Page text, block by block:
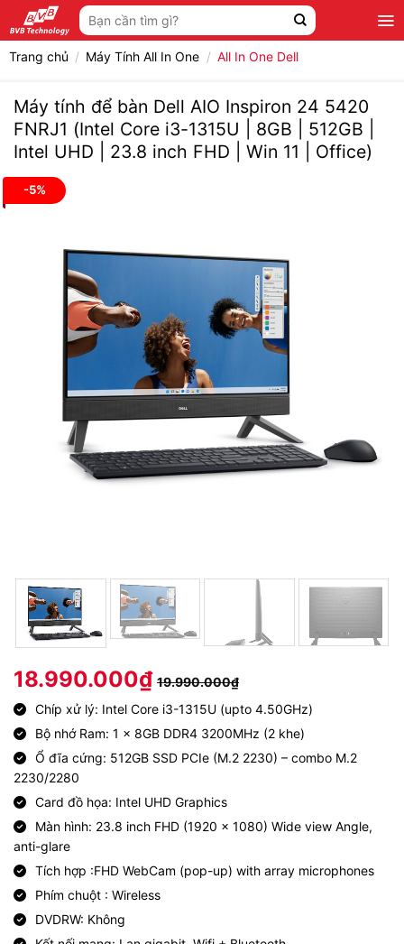
qua
nội
Tìm
kiếm:
Trang chủ / Máy Tính All In One / All In One Dell
Máy tính để bàn Dell AIO Inspiron 24 5420
FNRJ1 (Intel Core i3-1315U | 8GB | 512GB |
Intel UHD | 23.8 inch FHD | Win 11 | Office)
-5%
18.990.000₫ 19.990.000₫
Chíp xử lý: Intel Core i3-1315U (upto 4.50GHz)
Bộ nhớ Ram: 1 x 8GB DDR4 3200MHz (2 khe)
Ổ đĩa cứng: 512GB SSD PCIe (M.2 2230) – combo M.2
2230/2280
Card đồ họa: Intel UHD Graphics
Màn hình: 23.8 inch FHD (1920 x 1080) Wide view Angle,
anti-glare
Tích hợp :FHD WebCam (pop-up) with array microphones
Phím chuột : Wireless
DVDRW: Không